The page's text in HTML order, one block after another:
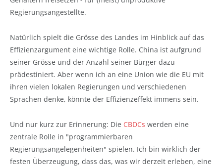
Regierungsangestellte.
Natürlich spielt die Grösse des Landes im Hinblick auf das
Effizienzargument eine wichtige Rolle. China ist aufgrund
seiner Grösse und der Anzahl seiner Bürger dazu
prädestiniert. Aber wenn ich an eine Union wie die EU mit
ihren vielen lokalen Regierungen und verschiedenen
Sprachen denke, könnte der Effizienzeffekt immens sein.
Und nur kurz zur Erinnerung: Die CBDCs werden eine
zentrale Rolle in "programmierbaren
Regierungsangelegenheiten" spielen. Ich bin wirklich der
festen Überzeugung, dass das, was wir derzeit erleben, eine